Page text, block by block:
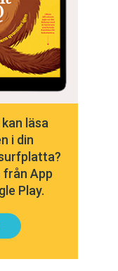
läsa
i din
från App
Play.